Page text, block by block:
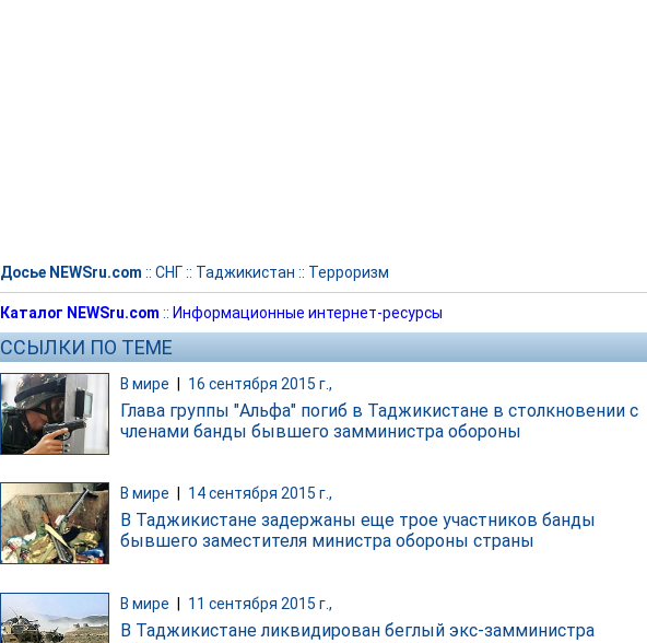
Досье NEWSru.com :: СНГ:: Таджикистан :: Терроризм
Каталог NEWSru.com :: Информационные интернет-ресурсы
ССЫЛКИ ПО ТЕМЕ
В мире 16 сентября 2015 г.,
Глава группы "Альфа" погиб в Таджикистане в столкновении с
членами банды бывшего замминистра обороны
В мире 14 сентября 2015 г.,
В Таджикистане задержаны еще трое участников банды
бывшего заместителя министра обороны страны
В мире | 11 сентября 2015 г.,
В Таджикистане ликвидирован беглый экс-замминистра